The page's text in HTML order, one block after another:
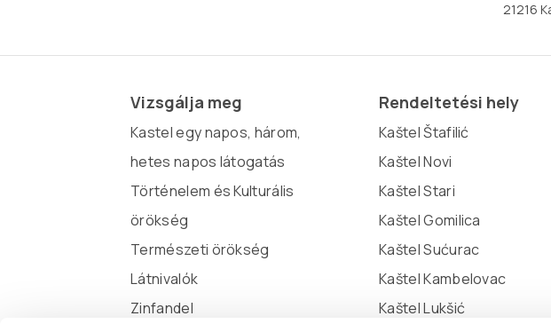
21216
Vizsgálja meg
Kastel egy napos, három,
hetes napos látogatás
Történelem és Kulturális
örökség
Természeti örökség
Látnivalók
Zinfandel
Rendeltetési hely
Kaštel Štafilić
Kaštel Novi
Kaštel Stari
Kaštel Gomilica
Kaštel Sućurac
Kaštel Kambelovac
Kaštel Lukšić